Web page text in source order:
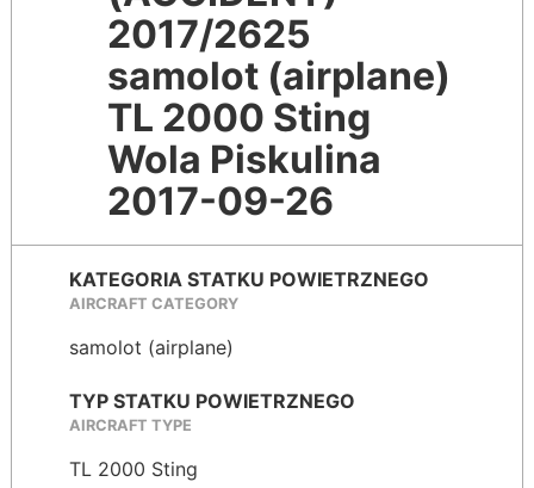
2017/2625
samolot (airplane)
TL 2000 Sting
Wola Piskulina
2017-09-26
KATEGORIA STATKU POWIETRZNEGO
AIRCRAFT CATEGORY
samolot (airplane)
TYP STATKU POWIETRZNEGO
AIRCRAFT TYPE
TL 2000 Sting